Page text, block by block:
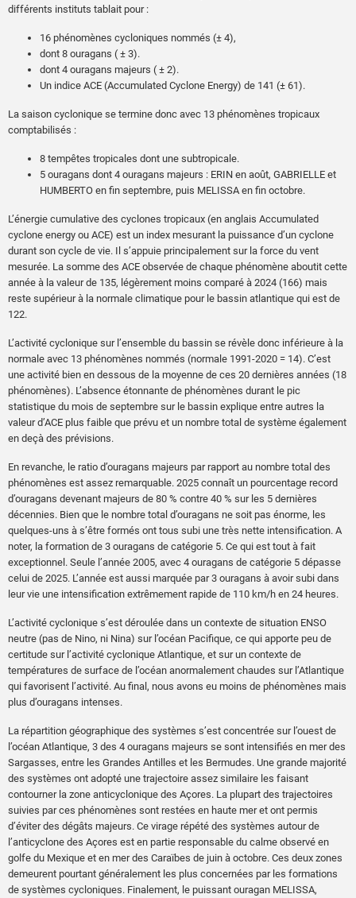
différents instituts tablait pour :
16 phénomènes cycloniques nommés (± 4),
dont 8 ouragans ( ± 3).
dont 4 ouragans majeurs ( ± 2).
Un indice ACE (Accumulated Cyclone Energy) de 141 (± 61).
La saison cyclonique se termine donc avec 13 phénomènes tropicaux
comptabilisés :
8 tempêtes tropicales dont une subtropicale.
5 ouragans dont 4 ouragans majeurs : ERIN en août, GABRIELLE et
HUMBERTO en fin septembre, puis MELISSA en fin octobre.
L’énergie cumulative des cyclones tropicaux (en anglais Accumulated
cyclone energy ou ACE) est un index mesurant la puissance d’un cyclone
durant son cycle de vie. Il s’appuie principalement sur la force du vent
mesurée. La somme des ACE observée de chaque phénomène aboutit cette
année à la valeur de 135, légèrement moins comparé à 2024 (166) mais
reste supérieur à la normale climatique pour le bassin atlantique qui est de
122.
L’activité cyclonique sur l’ensemble du bassin se révèle donc inférieure à la
normale avec 13 phénomènes nommés (normale 1991-2020 = 14). C’est
une activité bien en dessous de la moyenne de ces 20 dernières années (18
phénomènes). L’absence étonnante de phénomènes durant le pic
statistique du mois de septembre sur le bassin explique entre autres la
valeur d’ACE plus faible que prévu et un nombre total de système également
en deçà des prévisions.
En revanche, le ratio d’ouragans majeurs par rapport au nombre total des
phénomènes est assez remarquable. 2025 connaît un pourcentage record
d’ouragans devenant majeurs de 80 % contre 40 % sur les 5 dernières
décennies. Bien que le nombre total d’ouragans ne soit pas énorme, les
quelques-uns à s’être formés ont tous subi une très nette intensification. A
noter, la formation de 3 ouragans de catégorie 5. Ce qui est tout à fait
exceptionnel. Seule l’année 2005, avec 4 ouragans de catégorie 5 dépasse
celui de 2025. L’année est aussi marquée par 3 ouragans à avoir subi dans
leur vie une intensification extrêmement rapide de 110 km/h en 24 heures.
L’activité cyclonique s’est déroulée dans un contexte de situation ENSO
neutre (pas de Nino, ni Nina) sur l’océan Pacifique, ce qui apporte peu de
certitude sur l’activité cyclonique Atlantique, et sur un contexte de
températures de surface de l’océan anormalement chaudes sur l’Atlantique
qui favorisent l’activité. Au final, nous avons eu moins de phénomènes mais
plus d’ouragans intenses.
La répartition géographique des systèmes s’est concentrée sur l’ouest de
l’océan Atlantique, 3 des 4 ouragans majeurs se sont intensifiés en mer des
Sargasses, entre les Grandes Antilles et les Bermudes. Une grande majorité
des systèmes ont adopté une trajectoire assez similaire les faisant
contourner la zone anticyclonique des Açores. La plupart des trajectoires
suivies par ces phénomènes sont restées en haute mer et ont permis
d’éviter des dégâts majeurs. Ce virage répété des systèmes autour de
l’anticyclone des Açores est en partie responsable du calme observé en
golfe du Mexique et en mer des Caraïbes de juin à octobre. Ces deux zones
demeurent pourtant généralement les plus concernées par les formations
de systèmes cycloniques. Finalement, le puissant ouragan MELISSA,